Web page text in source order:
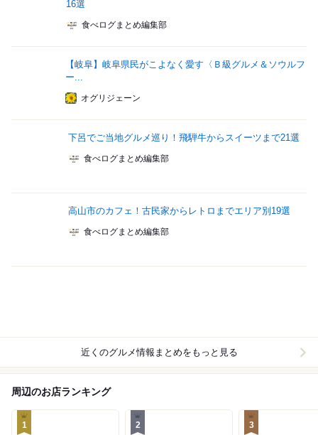
16選
食べログまとめ編集部
【岐阜】岐阜県民がこよなく愛す〈Ｂ級グルメ＆ソウルフ
ー...
オグリジェーン
下呂でご当地グルメ巡り！飛騨牛からスイーツまで21選
食べログまとめ編集部
高山市のカフェ！古民家からレトロまでエリア別19選
食べログまとめ編集部
近くのグルメ情報まとめをもっと見る
周辺のお店ランキング
1 2 3